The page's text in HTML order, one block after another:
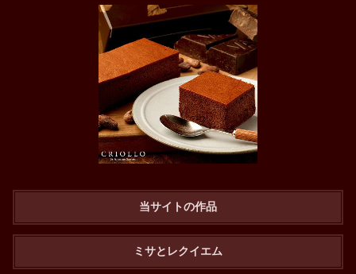
当サイトの作品
ミサとレクイエム